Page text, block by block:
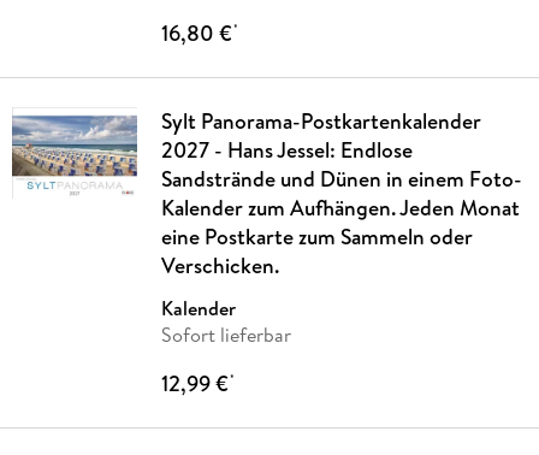
16,80 €*
Sylt Panorama-Postkartenkalender
2027 - Hans Jessel: Endlose
Sandstrände und Dünen in einem Foto-
Kalender zum Aufhängen. Jeden Monat
eine Postkarte zum Sammeln oder
Verschicken.
Kalender
Sofort lieferbar
12,99 €*